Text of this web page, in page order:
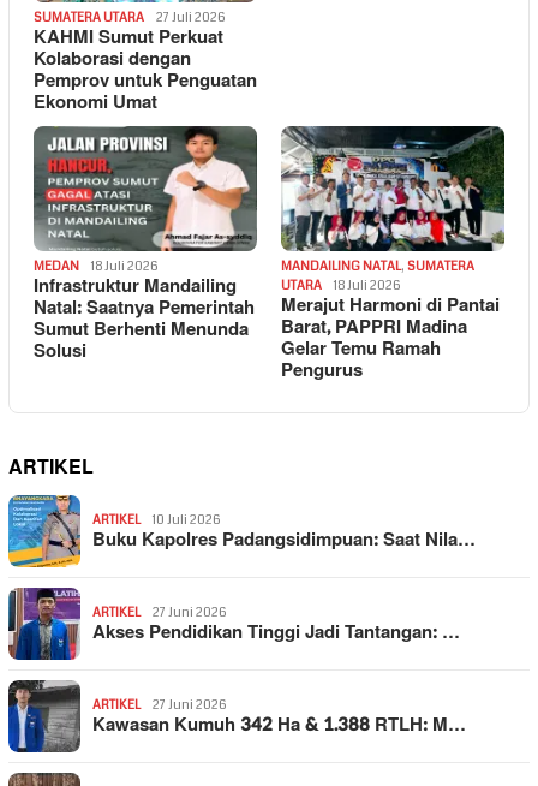
SUMATERA UTARA 27 Juli 2026
KAHMI Sumut Perkuat
Kolaborasi dengan
Pemprov untuk Penguatan
Ekonomi Umat
MEDAN 18 Juli 2026
Infrastruktur Mandailing
Natal: Saatnya Pemerintah
Sumut Berhenti Menunda
Solusi
MANDAILING NATAL, SUMATERA
UTARA
18 Juli 2026
Merajut Harmoni di Pantai
Barat, PAPPRI Madina
Gelar Temu Ramah
Pengurus
ARTIKEL
ARTIKEL 10 Juli 2026
Buku Kapolres Padangsidimpuan: Saat Nila…
ARTIKEL 27 Juni 2026
Akses Pendidikan Tinggi Jadi Tantangan: …
ARTIKEL 27 Juni 2026
Kawasan Kumuh 342 Ha & 1.388 RTLH: M…